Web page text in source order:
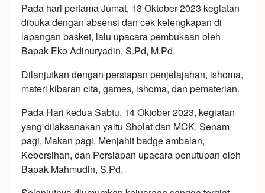
Pada hari pertama Jumat, 13 Oktober 2023 kegiatan
dibuka dengan absensi dan cek kelengkapan di
lapangan basket, lalu upacara pembukaan oleh
Bapak Eko Adinuryadin, S.Pd, M.Pd.
Dilanjutkan dengan persiapan penjelajahan, ishoma,
materi kibaran cita, games, ishoma, dan pematerian.
Pada Hari kedua Sabtu, 14 Oktober 2023, kegiatan
yang dilaksanakan yaitu Sholat dan MCK, Senam
pagi, Makan pagi, Menjahit badge ambalan,
Kebersihan, dan Persiapan upacara penutupan oleh
Bapak Mahmudin, S.Pd.